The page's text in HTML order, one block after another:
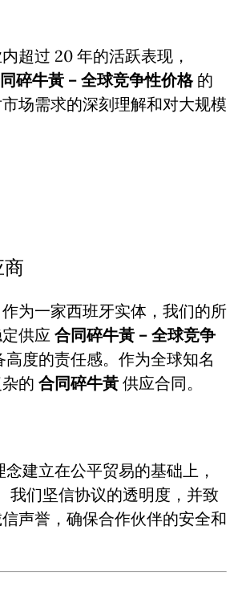
超过 20 年的活跃表现，
碎牛黃 – 全球竞争性价格的
场需求的深刻理解和对大规模
为一家西班牙实体，我们的所
供应 合同碎牛黃 – 全球竞争
度的责任感。作为全球知名
的 合同碎牛黃 供应合同。
建立在公平贸易的基础上，
我们坚信协议的透明度，并致
声誉，确保合作伙伴的安全和